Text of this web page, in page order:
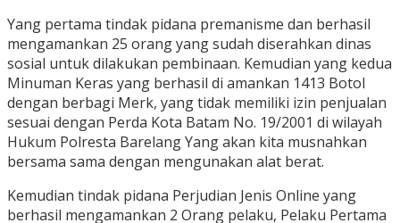
Yang pertama tindak pidana premanisme dan berhasil
mengamankan 25 orang yang sudah diserahkan dinas
sosial untuk dilakukan pembinaan. Kemudian yang kedua
Minuman Keras yang berhasil di amankan 1413 Botol
dengan berbagi Merk, yang tidak memiliki izin penjualan
sesuai dengan Perda Kota Batam No. 19/2001 di wilayah
Hukum Polresta Barelang Yang akan kita musnahkan
bersama sama dengan mengunakan alat berat.
Kemudian tindak pidana Perjudian Jenis Online yang
berhasil mengamankan 2 Orang pelaku, Pelaku Pertama